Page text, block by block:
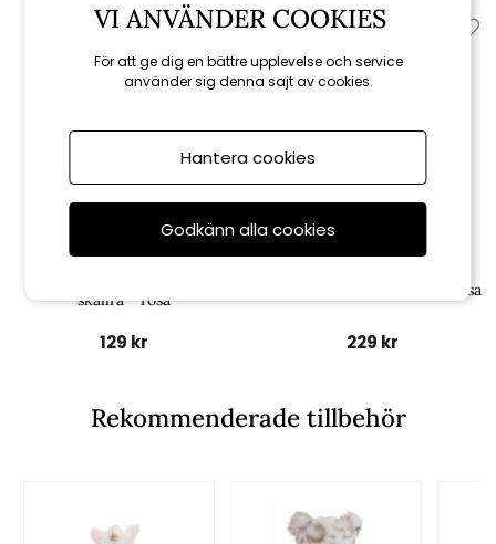
Fresh kid
skallra - rosa
129 kr
Fresh kid
Panda! Panda! Snuttefilt - rosa
229 kr
Rekommenderade tillbehör
VI ANVÄNDER COOKIES
För att ge dig en bättre upplevelse och service
använder sig denna sajt av cookies.
Hantera cookies
Godkänn alla cookies